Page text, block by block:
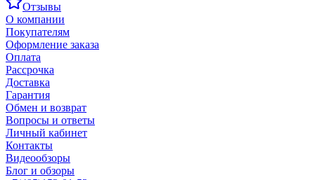
Отзывы
О компании
Покупателям
Оформление заказа
Оплата
Рассрочка
Доставка
Гарантия
Обмен и возврат
Вопросы и ответы
Личный кабинет
Контакты
Видеообзоры
Блог и обзоры